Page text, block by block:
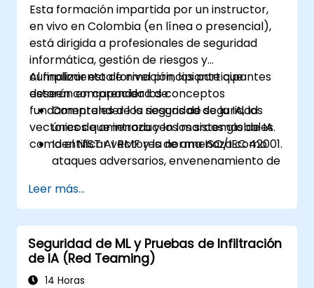
Esta formación impartida por un instructor,
en vivo en Colombia (en línea o presencial),
está dirigida a profesionales de seguridad
informática, gestión de riesgos y
cumplimiento de nivel principiante que
deseen comprender los conceptos
fundamentales de la seguridad de la IA, los
vectores de amenaza y los marcos globales
como el NIST AI RMF y la norma ISO/IEC 42001.
Al finalizar esta formación, los participantes
estarán en capacidad de:
Comprender los riesgos de seguridad
únicos que introducen los sistemas de IA.
Identificar vectores de amenaza como
ataques adversarios, envenenamiento de
Aplicar modelos de gobernanza
fundamentales como el Marco de
Gestión de Riesgos de la IA del NIST.
Alinear el uso de la IA con normas
emergentes, directrices de cumplimiento
y principios éticos.
Leer más...
Seguridad de ML y Pruebas de Infiltración
de IA (Red Teaming)
14 Horas